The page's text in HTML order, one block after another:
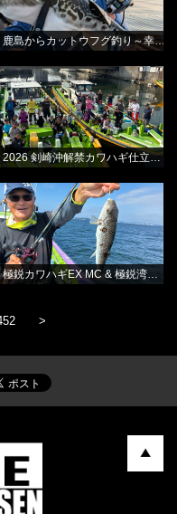
鹿島からカットウフグ釣り～幸栄丸さんから
剣崎沖解禁カワハギ仕立て・A
一
2026 剣崎沖解禁カワハギ仕立て・A船
カワハギEX MC & 極鋭湾フグ
一
>